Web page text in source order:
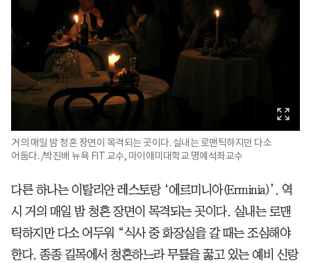
거의 매일 밤 청혼 장면이 목격되는 곳이다. 실내는 로맨틱하지만 다소
어둡다. /박진배 뉴욕 FIT 교수, 마이애미대학교 명예석좌교수
다른 하나는 이탈리안 레스토랑 ‘에르미니아(Erminia)’. 역
시 거의 매일 밤 청혼 장면이 목격되는 곳이다. 실내는 로맨
틱하지만 다소 어두워 “식사 중 화장실을 갈 때는 조심해야
한다. 종종 길목에서 청혼하느라 무릎을 꿇고 있는 예비 신랑